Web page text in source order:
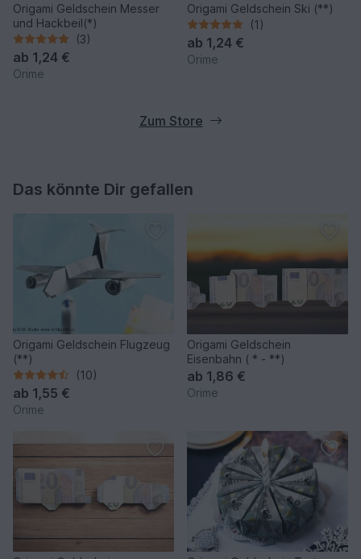
Origami Geldschein Messer
und Hackbeil(*)
(3)
ab 1,24 €
Orime
Origami Geldschein Ski (**)
(1)
ab 1,24 €
Orime
Zum Store
Das könnte Dir gefallen
Origami Geldschein Flugzeug
(**)
(10)
ab 1,55 €
Orime
Origami Geldschein
Eisenbahn ( * - **)
ab 1,86 €
Orime